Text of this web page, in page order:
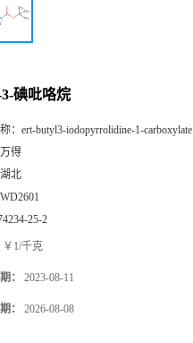
碘吡咯烷
： ert-butyl3-iodopyrrolidine-1-carboxylate
万得
湖北
WD2601
25-2
￥1/千克
： 2023-08-11
： 2026-08-08